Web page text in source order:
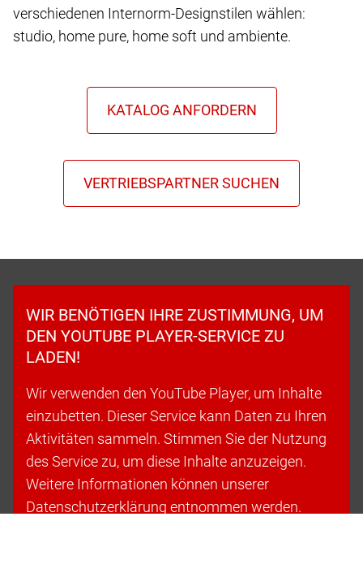
verschiedenen Internorm-Designstilen wählen:
studio, home pure, home soft und ambiente.
WIR BENÖTIGEN IHRE ZUSTIMMUNG, UM
DEN YOUTUBE PLAYER-SERVICE ZU
LADEN!
Wir verwenden den YouTube Player, um Inhalte
einzubetten. Dieser Service kann Daten zu Ihren
Aktivitäten sammeln. Stimmen Sie der Nutzung
des Service zu, um diese Inhalte anzuzeigen.
Weitere Informationen können unserer
Datenschutzerklärung entnommen werden.